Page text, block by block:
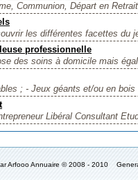
Communion, Départ en
les différentes facettes du
professionnelle
des soins à domicile mais
; - Jeux géants et/ou en
Libéral Consultant
Arfooo Annuaire © 2008 - 2010